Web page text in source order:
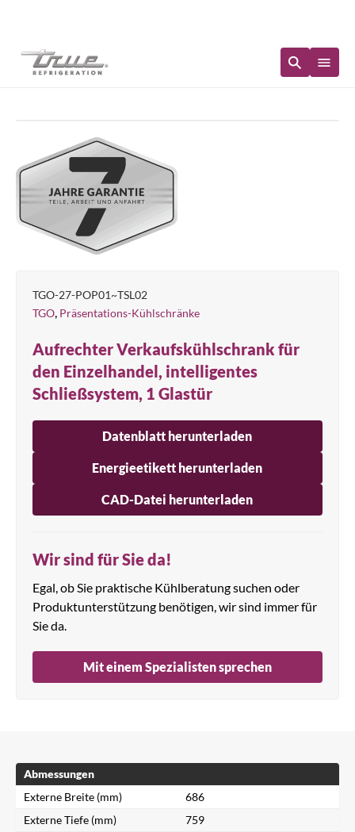
TGO-27-POP01~TSL02
TGO Präsentations-Kühlschränke
Aufrechter Verkaufskühlschrank für
den Einzelhandel, intelligentes
Schließsystem, 1 Glastür
Datenblatt herunterladen
Energieetikett herunterladen
CAD-Datei herunterladen
Wir sind für Sie da!
Egal, ob Sie praktische Kühlberatung suchen oder
Produktunterstützung benötigen, wir sind immer für
Sie da.
Mit einem Spezialisten sprechen
Abmessungen
Externe Breite (mm)
686
Externe Tiefe (mm)
759